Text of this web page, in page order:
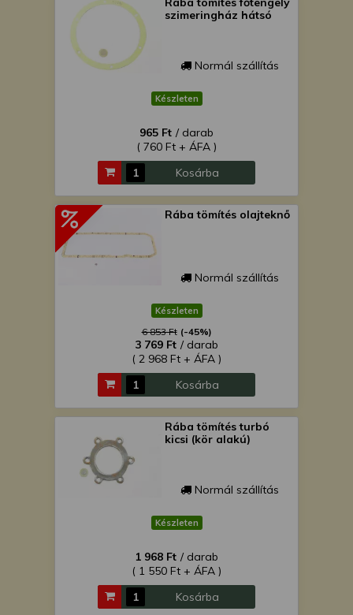
szimeringház hátsó
Normál szállítás
Készleten
965 Ft / darab
( 760 Ft + ÁFA )
Kosárba
Rába tömítés olajteknő
Normál szállítás
Készleten
6 853 Ft (-45%)
3 769 Ft / darab
( 2 968 Ft + ÁFA )
Kosárba
Rába tömítés turbó
kicsi (kör alakú)
Normál szállítás
Készleten
1 968 Ft / darab
( 1 550 Ft + ÁFA )
Kosárba